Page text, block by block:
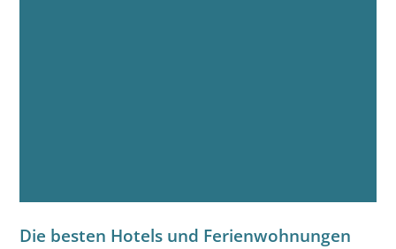
Die besten Hotels und Ferienwohnungen